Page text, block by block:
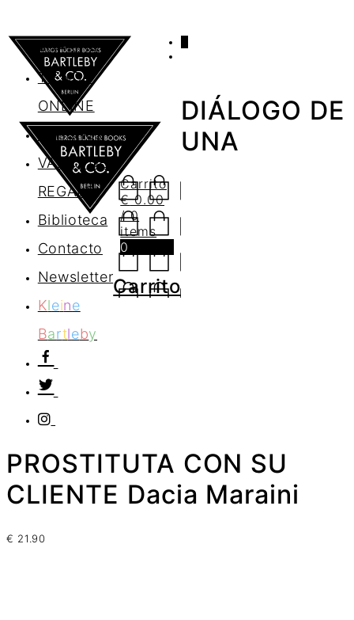
AGENDA
TIENDA
ONLINE
Nosotros
VALES DE
REGALO
Biblioteca
Contacto
Newsletter
Kleine
Bartleby
Carrito
€0.00
/ 0
items
0
Carrito
DIÁLOGO DE
UNA
PROSTITUTA CON SU
CLIENTE Dacia Maraini
€ 21.90